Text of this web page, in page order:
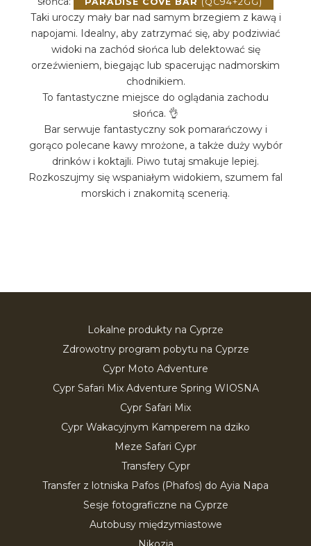
Taki uroczy mały bar nad samym brzegiem z kawą i
napojami. Idealny, aby zatrzymać się, aby podziwiać
widoki na zachód słońca lub delektować się
orzeźwieniem, biegając lub spacerując nadmorskim
chodnikiem.
To fantastyczne miejsce do oglądania zachodu
słońca. 👌
Bar serwuje fantastyczny sok pomarańczowy i
gorąco polecane kawy mrożone, a także duży wybór
drinków i koktajli. Piwo tutaj smakuje lepiej.
Rozkoszujmy się wspaniałym widokiem, szumem fal
morskich i znakomitą scenerią.
Lokalne produkty na Cyprze
Zdrowotny program pobytu na Cyprze
Cypr Moto Adventure
Cypr Safari Mix Adventure Spring WIOSNA
Cypr Safari Mix
Cypr Wakacyjnym Kamperem na dziko
Meze Safari Cypr
Transfery Cypr
Transfer z lotniska Pafos (Phafos) do Ayia Napa
Sesje fotograficzne na Cyprze
Autobusy międzymiastowe